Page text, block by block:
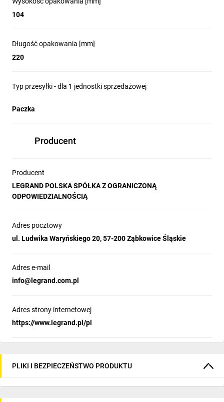
104
Długość opakowania [mm]
220
Typ przesyłki - dla 1 jednostki sprzedażowej
Paczka
Producent
Producent
LEGRAND POLSKA SPÓŁKA Z OGRANICZONĄ
ODPOWIEDZIALNOŚCIĄ
Adres pocztowy
ul. Ludwika Waryńskiego 20, 57-200 Ząbkowice Śląskie
Adres e-mail
info@legrand.com.pl
Adres strony internetowej
https://www.legrand.pl/pl
PLIKI I BEZPIECZEŃSTWO PRODUKTU